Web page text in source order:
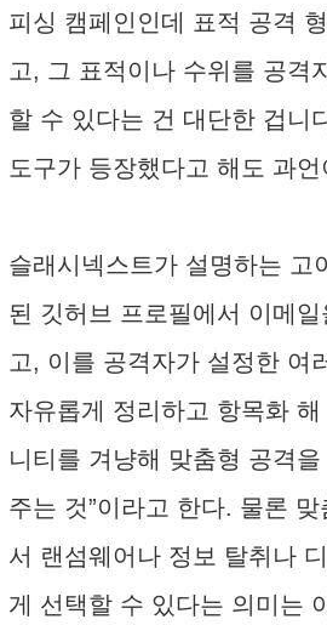
피싱 캠페인인데 표적 공격
고, 그 표적이나 수위를 공격
할 수 있다는 건 대단한 겁니
도구가 등장했다고 해도 과언
슬래시넥스트가 설명하는 고
된 깃허브 프로필에서 이메
고, 이를 공격자가 설정한 여
자유롭게 정리하고 항목화
니티를 겨냥해 맞춤형 공격
주는 것”이라고 한다. 물론
서 랜섬웨어나 정보 탈취나
게 선택할 수 있다는 의미는